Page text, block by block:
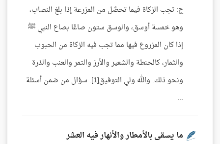
ج: تجب الزكاة فيما تحصَّل من المزرعة إذا بلغ النصاب،
وهو خمسة أوسق، والوسق ستون صاعًا بصاع النبي ﷺ
إذا كان المزروع فيها مما تجب فيه الزكاة من الحبوب
والثمار، كالحنطة والشعير والأرز والتمر والعنب والذرة
ونحو ذلك. والله ولي التوفيق[1]. سؤال من ضمن أسئلة
...
ما يسقى بالأمطار والأنهار فيه العشر